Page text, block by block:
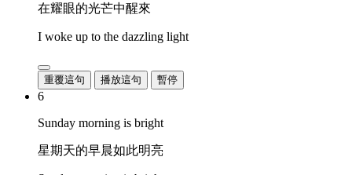
在耀眼的光芒中醒來
I woke up to the dazzling light
重覆這句 播放這句 暫停
6
Sunday morning is bright
星期天的早晨如此明亮